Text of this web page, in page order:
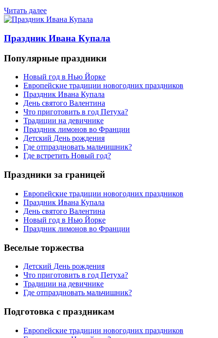
Читать далее
Праздник Ивана Купала
Популярные праздники
Новый год в Нью Йорке
Европейские традиции новогодних праздников
Праздник Ивана Купала
День святого Валентина
Что приготовить в год Петуха?
Традиции на девичнике
Праздник лимонов во Франции
Детский День рождения
Где отпраздновать мальчишник?
Где встретить Новый год?
Праздники за границей
Европейские традиции новогодних праздников
Праздник Ивана Купала
День святого Валентина
Новый год в Нью Йорке
Праздник лимонов во Франции
Веселые торжества
Детский День рождения
Что приготовить в год Петуха?
Традиции на девичнике
Где отпраздновать мальчишник?
Подготовка с праздникам
Европейские традиции новогодних праздников